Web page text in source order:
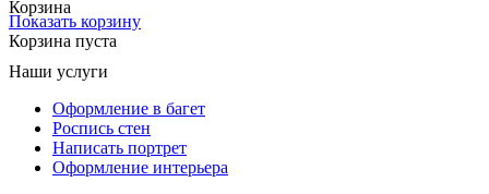
Корзина
Показать корзину
Корзина пуста
Наши услуги
Оформление в багет
Роспись стен
Написать портрет
Оформление интерьера